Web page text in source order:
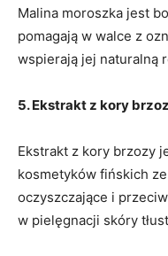
Malina moroszka jest
pomagają w ⁢walce z
wspierają ‍jej naturalną
5. Ekstrakt z ⁤kory
Ekstrakt z kory ‌brzozy
kosmetyków fińskich
oczyszczające i
w pielęgnacji ​skóry